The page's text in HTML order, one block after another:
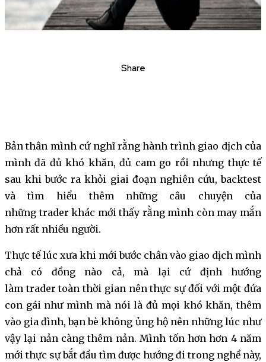
Share
Bản thân mình cứ nghĩ rằng hành trình giao dịch của
mình đã đủ khó khăn, đủ cam go rồi nhưng thực tế
sau khi bước ra khỏi giai đoạn nghiên cứu, backtest
và tìm hiểu thêm những câu chuyện của
những trader khác mới thấy rằng mình còn may mắn
hơn rất nhiều người.
Thực tế lúc xưa khi mới bước chân vào giao dịch mình
chả có đồng nào cả, mà lại cứ định hướng
làm trader toàn thời gian nên thực sự đối với một đứa
con gái như mình mà nói là đủ mọi khó khăn, thêm
vào gia đình, bạn bè không ủng hộ nên những lúc như
vậy lại nản càng thêm nản. Mình tốn hơn hơn 4 năm
mới thực sự bắt đầu tìm được hướng đi trong nghề này,